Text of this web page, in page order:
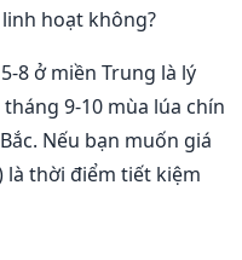
hoạt không?
8 ở miền Trung là lý
9-10 mùa lúa chín
Nếu bạn muốn giá
là thời điểm tiết kiệm